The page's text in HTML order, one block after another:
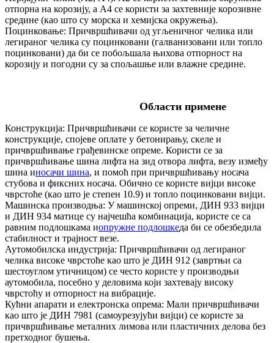
отпорна на корозију, а А4 се користи за захтевније корозивне
средине (као што су морска и хемијска окружења).
Поцинковање: Причвршћивачи од угљеничног челика или
легираног челика су поцинковани (галванизовани или топло
поцинковани) да би се побољшала њихова отпорност на
корозију и погодни су за спољашње или влажне средине.
Области примене
Конструкција: Причвршћивачи се користе за челичне
конструкције, спојеве оплате у бетонирању, скеле и
причвршћивање грађевинске опреме. Користи се за
причвршћивање шина лифта на зид отвора лифта, везу између
шина иносачи шина, и помоћ при причвршћивању носача
стубова и фиксних носача. Обично се користе вијци високе
чврстоће (као што је степен 10.9) и топло поцинковани вијци.
Машинска производња: У машинској опреми, ДИН 933 вијци
и ДИН 934 матице су најчешћа комбинација, користе се са
равним подлошкама иопружне подлошкеда би се обезбедила
стабилност и трајност везе.
Аутомобилска индустрија: Причвршћивачи од легираног
челика високе чврстоће као што је ДИН 912 (завртњи са
шестоуглом утичницом) се често користе у производњи
аутомобила, посебно у деловима који захтевају високу
чврстоћу и отпорност на вибрације.
Кућни апарати и електронска опрема: Мали причвршћивачи
као што је ДИН 7981 (самоурезујући вијци) се користе за
причвршћивање металних лимова или пластичних делова без
претходног бушења.